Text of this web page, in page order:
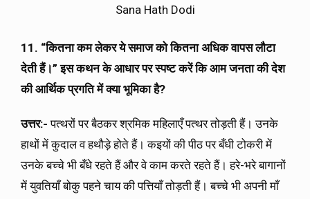
Sana Hath Dodi
11. “कितना कम लेकर ये समाज को कितना अधिक वापस लौटा
देती हैं।”इस कथन के आधार पर स्पष्ट करें कि आम जनता की देश
की आर्थिक प्रगति में क्या भूमिका है?
उत्तर:-पत्थरों पर बैठकर श्रमिक महिलाएँ पत्थर तोड़ती हैं। उनके
हाथों में कुदाल व हथौड़े होते हैं। कइयों की पीठ पर बँधी टोकरी में
उनके बच्चे भी बँधे रहते हैं और वे काम करते रहते हैं। हरे-भरे बागानों
में युवतियाँ बोकु पहने चाय की पत्तियाँ तोड़ती हैं। बच्चे भी अपनी माँ